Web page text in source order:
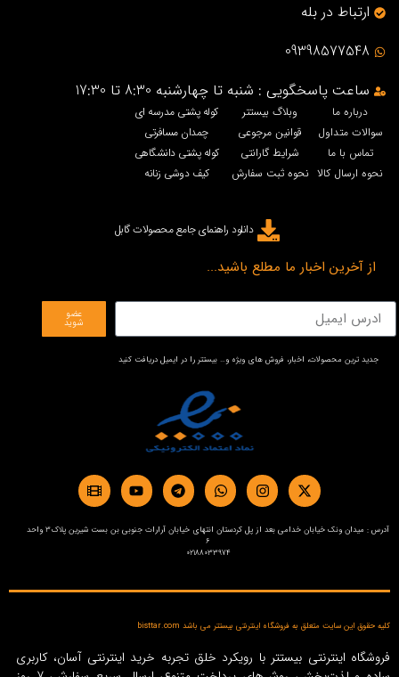
ارتباط در بله
09398577548
ساعت پاسخگویی : شنبه تا چهارشنبه 8:30 تا 17:30
درباره ما
سوالات متداول
تماس با ما
نحوه ارسال کالا
وبلاگ بیستتر
قوانین مرجوعی
شرایط گارانتی
نحوه ثبت سفارش
کوله پشتی مدرسه ای
چمدان مسافرتی
کوله پشتی دانشگاهی
کیف دوشی زنانه
دانلود راهنمای جامع محصولات گابل
از آخرین اخبار ما مطلع باشید...
عضو
شوید
جدید ترین محصولات، اخبار، فروش های ویژه و… بیستتر را در ایمیل دریافت کنید
آدرس : میدان ونک خیابان خدامی بعد از پل کردستان انتهای خیابان آرارات جنوبی بن بست شیرین پلاک3 واحد
6
02188033974
کلیه حقوق این سایت متعلق به فروشگاه اینترنتی بیستتر می باشد bisttar.com
فروشگاه اینترنتی بیستتر با رویکرد خلق تجربه خرید اینترنتی آسان، کاربری